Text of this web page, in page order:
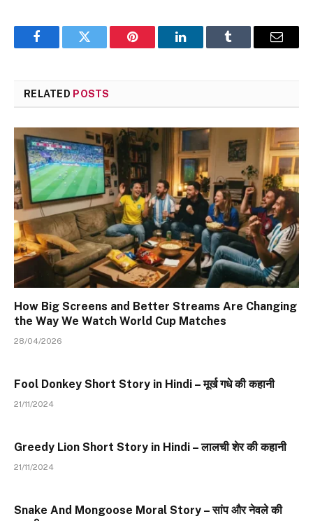
FacebookTwitter Pinterest LinkedInTumblr Email
RELATED POSTS
How Big Screens and Better Streams Are Changing
the Way We Watch World Cup Matches
28/04/2026
Fool Donkey Short Story in Hindi – मूर्ख गधे की कहानी
21/11/2024
Greedy Lion Short Story in Hindi – लालची शेर की कहानी
21/11/2024
Snake And Mongoose Moral Story – सांप और नेवले की